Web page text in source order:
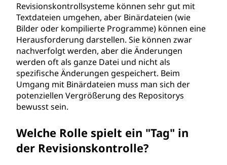
Revisionskontrollsysteme können sehr gut mit
Textdateien umgehen, aber Binärdateien (wie
Bilder oder kompilierte Programme) können eine
Herausforderung darstellen. Sie können zwar
nachverfolgt werden, aber die Änderungen
werden oft als ganze Datei und nicht als
spezifische Änderungen gespeichert. Beim
Umgang mit Binärdateien muss man sich der
potenziellen Vergrößerung des Repositorys
bewusst sein.
Welche Rolle spielt ein "Tag" in
der Revisionskontrolle?